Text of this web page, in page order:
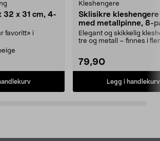
32 x 31 cm, 4-
favoritt» i
Kleshengere
Sklisikre
med metallpinne, 8-
Elegant og skikkelig
tre og metall – finnes i
79,90
Legg i handlekurv